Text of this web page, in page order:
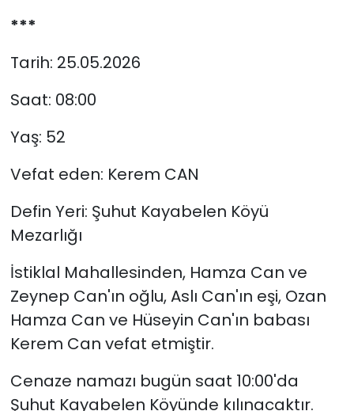
***
Tarih: 25.05.2026
Saat: 08:00
Yaş: 52
Vefat eden: Kerem CAN
Defin Yeri: Şuhut Kayabelen Köyü
Mezarlığı
İstiklal Mahallesinden, Hamza Can ve
Zeynep Can'ın oğlu, Aslı Can'ın eşi, Ozan
Hamza Can ve Hüseyin Can'ın babası
Kerem Can vefat etmiştir.
Cenaze namazı bugün saat 10:00'da
Şuhut Kayabelen Köyünde kılınacaktır.